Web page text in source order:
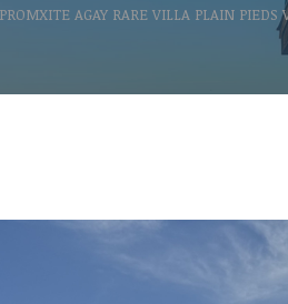
Estimer
1
LOCALISATION
PROMXITE AGAY RARE VILLA PLAIN